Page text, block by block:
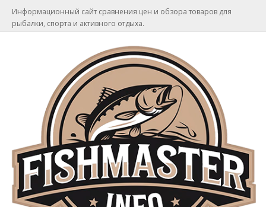
Информационный сайт сравнения цен и обзора товаров для
рыбалки, спорта и активного отдыха.